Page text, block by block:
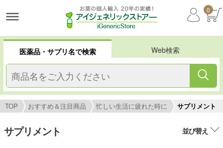
0
医薬品・サプリ名で検索 Web検索
TOP おすすめ＆注目商品 忙しい生活に疲れた時に サプリメント
サプリメント 並び替え